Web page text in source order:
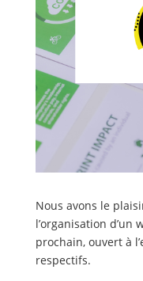
Nous avons le
l’organisation d’un
prochain, ouvert à
respectifs.